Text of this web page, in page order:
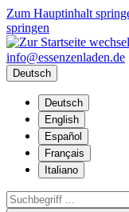
Zum Hauptinhalt
springen
info@essenzenladen.de
Deutsch
Deutsch
English
Español
Français
Italiano